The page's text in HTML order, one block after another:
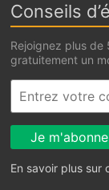
Conseils
Rejoignez plus de
gratuitement un
En savoir plus sur